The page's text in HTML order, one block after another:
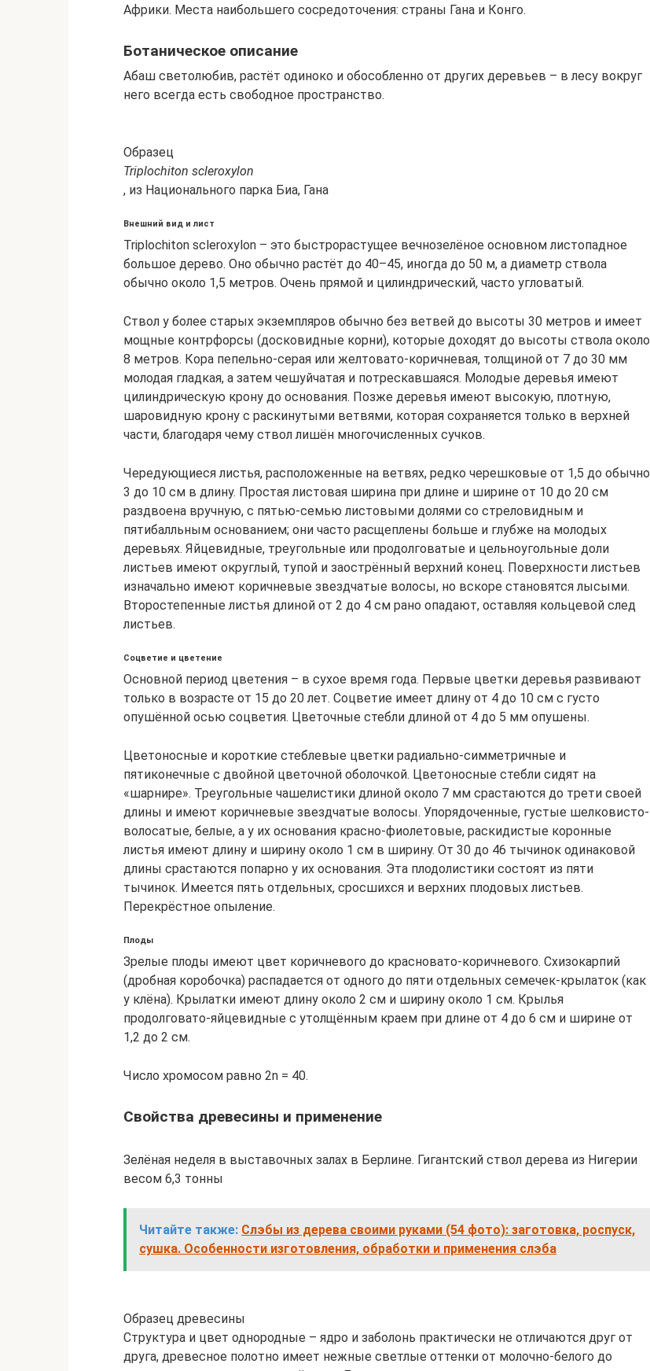
Африки. Места наибольшего сосредоточения: страны Гана и Конго.
Ботаническое описание
Абаш светолюбив, растёт одиноко и обособленно от других деревьев – в лесу вокруг
него всегда есть свободное пространство.
Образец
Triplochiton scleroxylon
, из Национального парка Биа, Гана
Внешний вид и лист
Triplochiton scleroxylon – это быстрорастущее вечнозелёное основном листопадное
большое дерево. Оно обычно растёт до 40–45, иногда до 50 м, а диаметр ствола
обычно около 1,5 метров. Очень прямой и цилиндрический, часто угловатый.
Ствол у более старых экземпляров обычно без ветвей до высоты 30 метров и имеет
мощные контрфорсы (досковидные корни), которые доходят до высоты ствола около
8 метров. Кора пепельно-серая или желтовато-коричневая, толщиной от 7 до 30 мм
молодая гладкая, а затем чешуйчатая и потрескавшаяся. Молодые деревья имеют
цилиндрическую крону до основания. Позже деревья имеют высокую, плотную,
шаровидную крону с раскинутыми ветвями, которая сохраняется только в верхней
части, благодаря чему ствол лишён многочисленных сучков.
Чередующиеся листья, расположенные на ветвях, редко черешковые от 1,5 до обычно
3 до 10 см в длину. Простая листовая ширина при длине и ширине от 10 до 20 см
раздвоена вручную, с пятью-семью листовыми долями со стреловидным и
пятибалльным основанием; они часто расщеплены больше и глубже на молодых
деревьях. Яйцевидные, треугольные или продолговатые и цельноугольные доли
листьев имеют округлый, тупой и заострённый верхний конец. Поверхности листьев
изначально имеют коричневые звездчатые волосы, но вскоре становятся лысыми.
Второстепенные листья длиной от 2 до 4 см рано опадают, оставляя кольцевой след
листьев.
Соцветие и цветение
Основной период цветения – в сухое время года. Первые цветки деревья развивают
только в возрасте от 15 до 20 лет. Соцветие имеет длину от 4 до 10 см с густо
опушённой осью соцветия. Цветочные стебли длиной от 4 до 5 мм опушены.
Цветоносные и короткие стеблевые цветки радиально-симметричные и
пятиконечные с двойной цветочной оболочкой. Цветоносные стебли сидят на
«шарнире». Треугольные чашелистики длиной около 7 мм срастаются до трети своей
длины и имеют коричневые звездчатые волосы. Упорядоченные, густые шелковисто-
волосатые, белые, а у их основания красно-фиолетовые, раскидистые коронные
листья имеют длину и ширину около 1 см в ширину. От 30 до 46 тычинок одинаковой
длины срастаются попарно у их основания. Эта плодолистики состоят из пяти
тычинок. Имеется пять отдельных, сросшихся и верхних плодовых листьев.
Перекрёстное опыление.
Плоды
Зрелые плоды имеют цвет коричневого до красновато-коричневого. Схизокарпий
(дробная коробочка) распадается от одного до пяти отдельных семечек-крылаток (как
у клёна). Крылатки имеют длину около 2 см и ширину около 1 см. Крылья
продолговато-яйцевидные с утолщённым краем при длине от 4 до 6 см и ширине от
1,2 до 2 см.
Число хромосом равно 2n = 40.
Свойства древесины и применение
Зелёная неделя в выставочных залах в Берлине. Гигантский ствол дерева из Нигерии
весом 6,3 тонны
Читайте также: Слэбы из дерева своими руками (54 фото): заготовка, роспуск,
сушка. Особенности изготовления, обработки и применения слэба
Образец древесины
Структура и цвет однородные – ядро и заболонь практически не отличаются друг от
друга, древесное полотно имеет нежные светлые оттенки от молочно-белого до